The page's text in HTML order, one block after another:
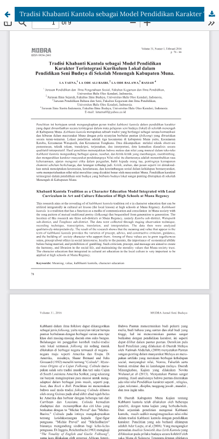
Tradisi Khabanti Kantola sebagai Model Pendidikan Karakter Terintegrasi Kurikulum Lokal dalam Pendidikan Seni Budaya di Sekolah Menengah Kabupaten Mona